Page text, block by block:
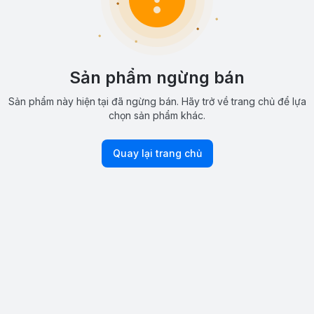
Sản phẩm ngừng bán
Sản phẩm này hiện tại đã ngừng bán. Hãy trở về trang chủ để lựa
chọn sản phẩm khác.
Quay lại trang chủ